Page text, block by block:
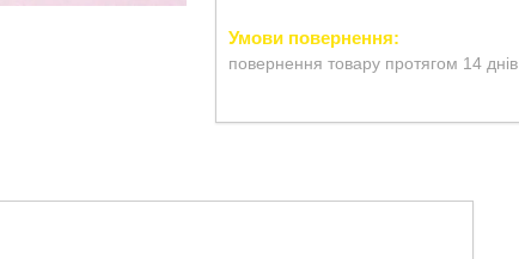
повернення товару протягом 14 днів